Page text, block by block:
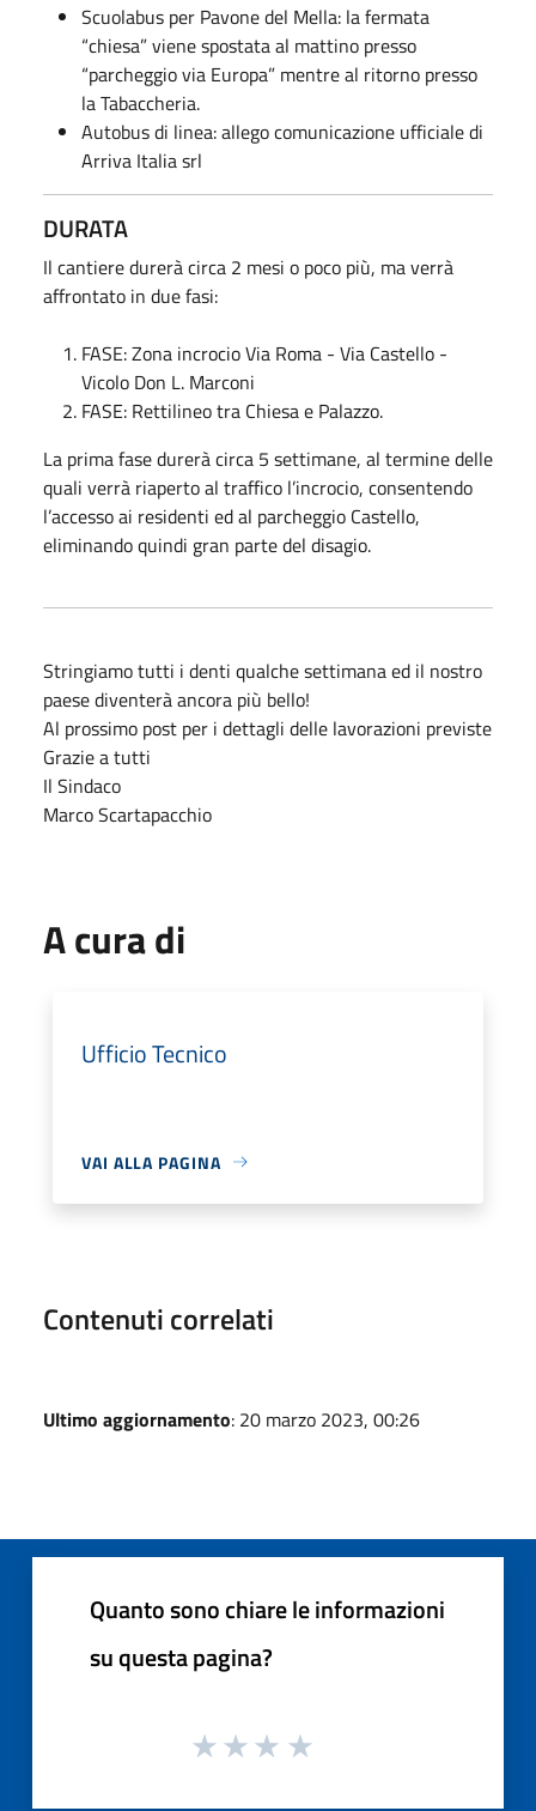
Scuolabus per Pavone del Mella: la fermata
“chiesa” viene spostata al mattino presso
“parcheggio via Europa” mentre al ritorno presso
la Tabaccheria.
Autobus di linea: allego comunicazione ufficiale di
Arriva Italia srl
DURATA
Il cantiere durerà circa 2 mesi o poco più, ma verrà
affrontato in due fasi:
FASE: Zona incrocio Via Roma - Via Castello -
Vicolo Don L. Marconi
FASE: Rettilineo tra Chiesa e Palazzo.
La prima fase durerà circa 5 settimane, al termine delle
quali verrà riaperto al traffico l’incrocio, consentendo
l’accesso ai residenti ed al parcheggio Castello,
eliminando quindi gran parte del disagio.
Stringiamo tutti i denti qualche settimana ed il nostro
paese diventerà ancora più bello!
Al prossimo post per i dettagli delle lavorazioni previste
Grazie a tutti
Il Sindaco
Marco Scartapacchio
A cura di
Ufficio Tecnico
VAI ALLA PAGINA
Contenuti correlati
Ultimo aggiornamento: 20 marzo 2023, 00:26
Quanto sono chiare le informazioni
su questa pagina?